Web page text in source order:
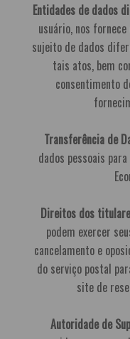
Entidades de dados
usuário, nos
sujeito de dados
tais atos, bem
consentimento
Transferência de
dados pessoais
Direitos dos
podem exercer
cancelamento e
do serviço postal
site de
Autoridade de